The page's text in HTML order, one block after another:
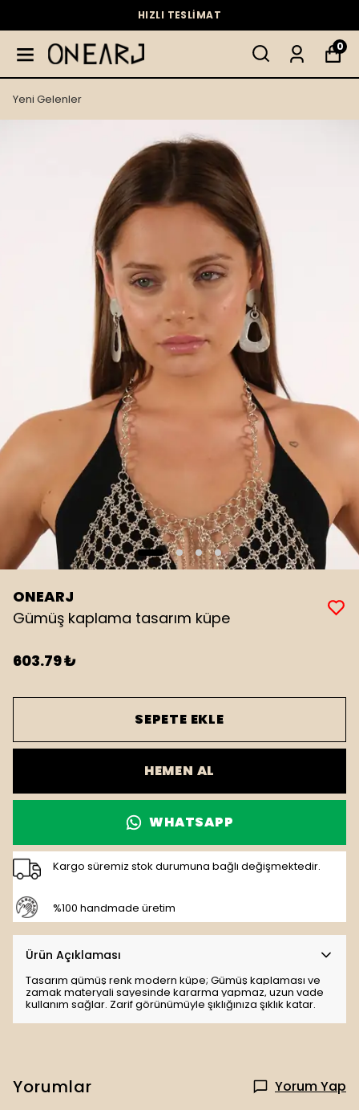
HIZLI TESLİMAT
0
Yeni Gelenler
ONEARJ
Gümüş kaplama tasarım küpe
603.79 ₺
SEPETE EKLE
HEMEN AL
WHATSAPP
Kargo süremiz stok durumuna bağlı değişmektedir.
%100 handmade üretim
Ürün Açıklaması
Tasarım gümüş renk modern küpe; Gümüş kaplaması ve
zamak materyali sayesinde kararma yapmaz, uzun vade
kullanım sağlar. Zarif görünümüyle şıklığınıza şıklık katar.
Yorumlar Yorum Yap